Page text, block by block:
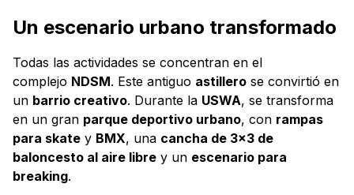
Un escenario urbano transformado
Todas las actividades se concentran en el
complejo NDSM. Este antiguo astillero se convirtió en
un barrio creativo. Durante la USWA, se transforma
en un gran parque deportivo urbano, con rampas
para skate y BMX, una cancha de 3×3 de
baloncesto al aire libre y un escenario para
breaking.